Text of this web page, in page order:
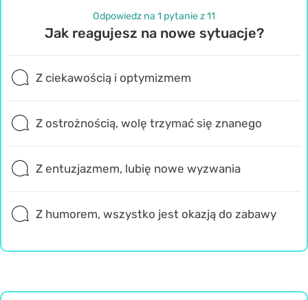
Odpowiedz na 1 pytanie z 11
Jak reagujesz na nowe sytuacje?
Z ciekawością i optymizmem
Z ostrożnością, wolę trzymać się znanego
Z entuzjazmem, lubię nowe wyzwania
Z humorem, wszystko jest okazją do zabawy